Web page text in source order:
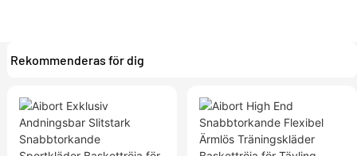
Rekommenderas för dig